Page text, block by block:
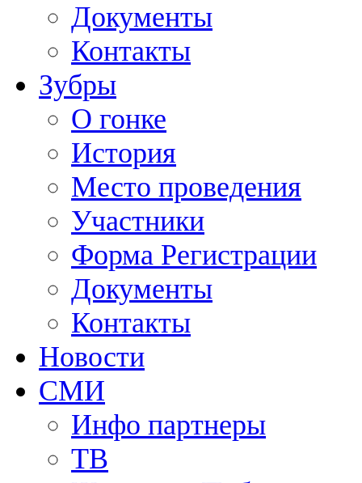
Документы
Контакты
Зубры
О гонке
История
Место проведения
Участники
Форма Регистрации
Документы
Контакты
Новости
СМИ
Инфо партнеры
ТВ